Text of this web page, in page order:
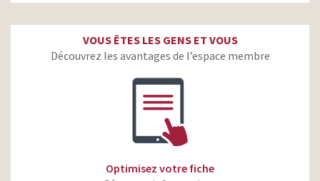
Daunat – On aime tous ça agence
VOUS ÊTES LES GENS ET VOUS
Découvrez les avantages de l’espace membre
Optimisez votre fiche